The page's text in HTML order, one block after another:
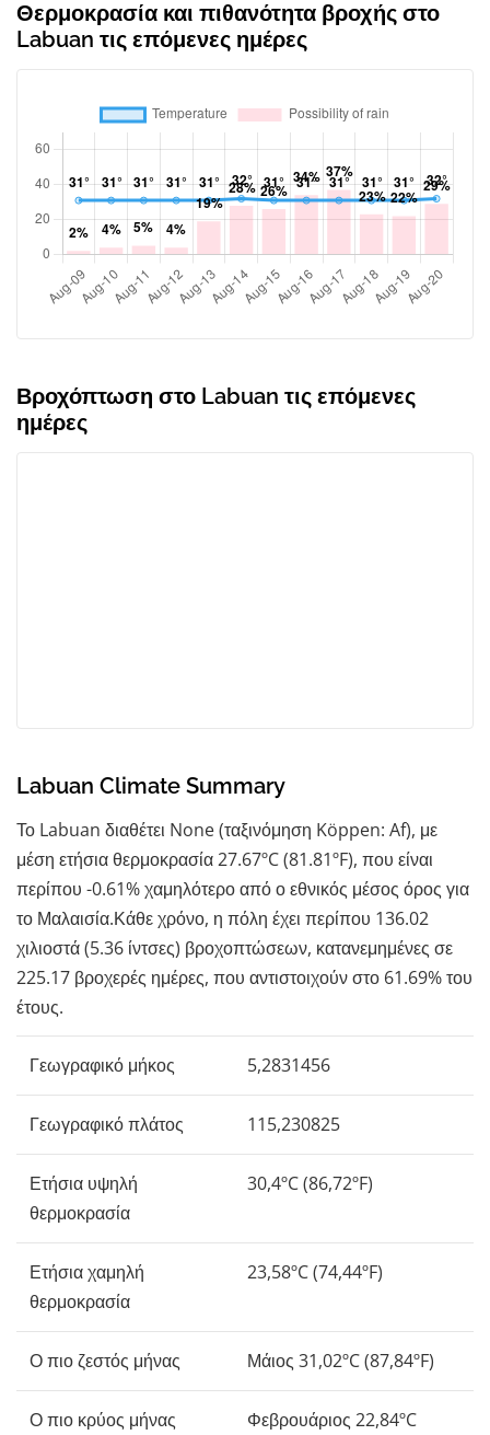
Θερμοκρασία και πιθανότητα βροχής στο
Labuan τις επόμενες ημέρες
Βροχόπτωση στο Labuan τις επόμενες
ημέρες
Labuan Climate Summary
Το Labuan διαθέτει None (ταξινόμηση Köppen: Af), με
μέση ετήσια θερμοκρασία 27.67ºC (81.81ºF), που είναι
περίπου -0.61% χαμηλότερο από ο εθνικός μέσος όρος για
το Μαλαισία.Κάθε χρόνο, η πόλη έχει περίπου 136.02
χιλιοστά (5.36 ίντσες) βροχοπτώσεων, κατανεμημένες σε
225.17 βροχερές ημέρες, που αντιστοιχούν στο 61.69% του
έτους.
Γεωγραφικό μήκος 5,2831456
Γεωγραφικό πλάτος 115,230825
Ετήσια υψηλή
θερμοκρασία
30,4ºC (86,72ºF)
Ετήσια χαμηλή
θερμοκρασία
23,58ºC (74,44ºF)
Ο πιο ζεστός μήνας Μάιος 31,02ºC (87,84ºF)
Ο πιο κρύος μήνας
Φεβρουάριος 22,84ºC